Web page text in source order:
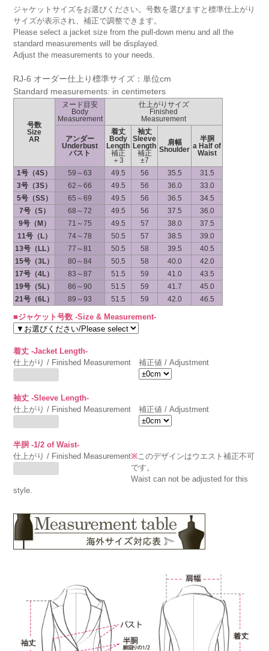
ジャケットサイズをお選びください。号数を選びますと標準仕上がり
サイズが表示され、補正で調整できます。
Please select a jacket size from the pull-down menu and all the
standard measurements will be displayed.
Adjust the measurements to your needs.
RJ-6 オーダー仕上り標準サイズ：単位cm
Standard measurements: in centimeters
号数
Size
AR
ヌード目安
Body
Measurement
仕上がりサイズ
Finished
Measurement
アンダー
Underbust
バスト
着丈
Body
Length
補正
＋3
袖丈
Sleeve
Length
補正
±7
肩幅
Shoulder
半胴
a Half of
Waist
1号（4S） 59～63 49.5 56 35.5
31.5
3号（3S）
62～66 49.5 56 36.0
33.0
5号（SS）
65～69 49.5 56 36.5
34.5
7号（S）
68～72 49.5 56 37.5
36.0
9号（M）
71～75 49.5 57 38.0
37.5
11号（L）
74～78 50.5 57 38.5
39.0
13号（LL）
77～81 50.5 58 39.5
40.5
15号（3L）
80～84 50.5 58 40.0
42.0
17号（4L）
83～87 51.5 59 41.0
43.5
19号（5L）
86～90 51.5 59 41.7
45.0
21号（6L）
89～93 51.5 59 42.0 46.5
■ジャケット号数 -Size & Measurement-
着丈 -Jacket Length-
仕上がり / Finished Measurement
補正値 / Adjustment
袖丈 -Sleeve Length-
仕上がり / Finished Measurement
補正値 / Adjustment
半胴 -1/2 of Waist-
仕上がり / Finished Measurement※このデザインはウエスト補正不可
です。
Waist can not be adjusted for this
style.